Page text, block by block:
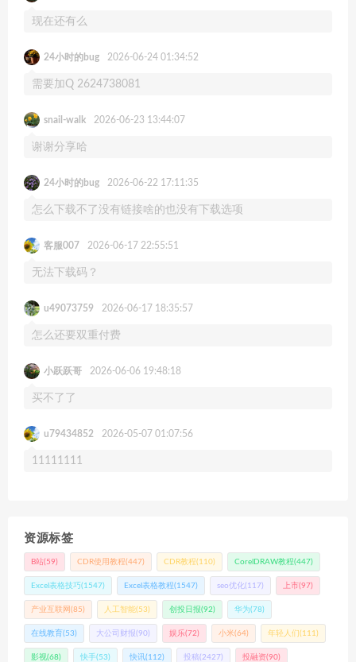
现在还有么
24小时的bug 2026-06-24 01:34:52
需要加Q 2624738081
snail-walk 2026-06-23 13:44:07
谢谢分享哈
24小时的bug 2026-06-22 17:11:35
怎么下载不了没有链接啥的也没有下载选项
客服007 2026-06-17 22:55:51
无法下载码？
u49073759 2026-06-17 18:35:57
怎么还要双重付费
小跃跃哥 2026-06-06 19:48:18
买不了了
u79434852 2026-05-07 01:07:56
11111111
资源标签
B站(59) CDR使用教程(447) CDR教程(110) CorelDRAW教程(447)
Excel表格技巧(1547) Excel表格教程(1547) seo优化(117) 上市(97)
产业互联网 (85) 人工智能(53) 创投日报(92) 华为(78)
在线教育(53) 大公司财报(90) 娱乐(72) 小米(64) 年轻人们 (111)
影视(68) 快手(53) 快讯(112) 投稿 (2427) 投融资(90)